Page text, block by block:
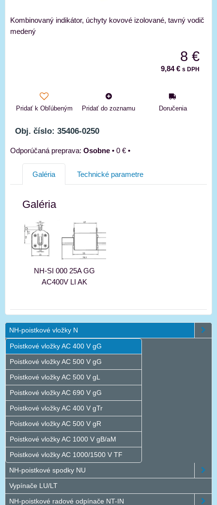
Kombinovaný indikátor, úchyty kovové izolované, tavný vodič
medený
8 €
9,84 € s DPH
Pridať k Obľúbeným Pridať do zoznamu Doručenia
Obj. číslo: 35406-0250
Osobne • 0 € •
Galéria Technické parametre
Galéria
NH-SI 000 25A GG
AC400V LI AK
NH-poistkové vložky N
Poistkové vložky AC 400 V gG
Poistkové vložky AC 500 V gG
Poistkové vložky AC 500 V gL
Poistkové vložky AC 690 V gG
Poistkové vložky AC 400 V gTr
Poistkové vložky AC 500 V gR
Poistkové vložky AC 1000 V gB/aM
Poistkové vložky AC 1000/1500 V TF
NH-poistkové spodky NU
Vypínače LU/LT
NH-poistkové radové odpínače NT-IN